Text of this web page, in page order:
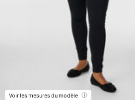
Voir les mesures du modèle